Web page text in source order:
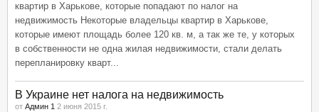
квартир в Харькове, которые попадают по налог на
недвижимость Некоторые владельцы квартир в Харькове,
которые имеют площадь более 120 кв. м, а так же те, у которых
в собственности не одна жилая недвижимости, стали делать
перепланировку кварт...
В Украине нет налога на недвижимость
от Админ 1 2 июня 2015 г.